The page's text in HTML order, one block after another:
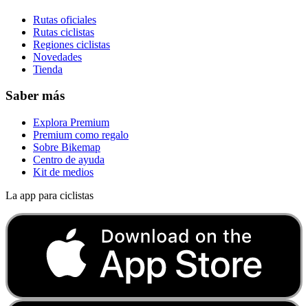
Rutas oficiales
Rutas ciclistas
Regiones ciclistas
Novedades
Tienda
Saber más
Explora Premium
Premium como regalo
Sobre Bikemap
Centro de ayuda
Kit de medios
La app para ciclistas